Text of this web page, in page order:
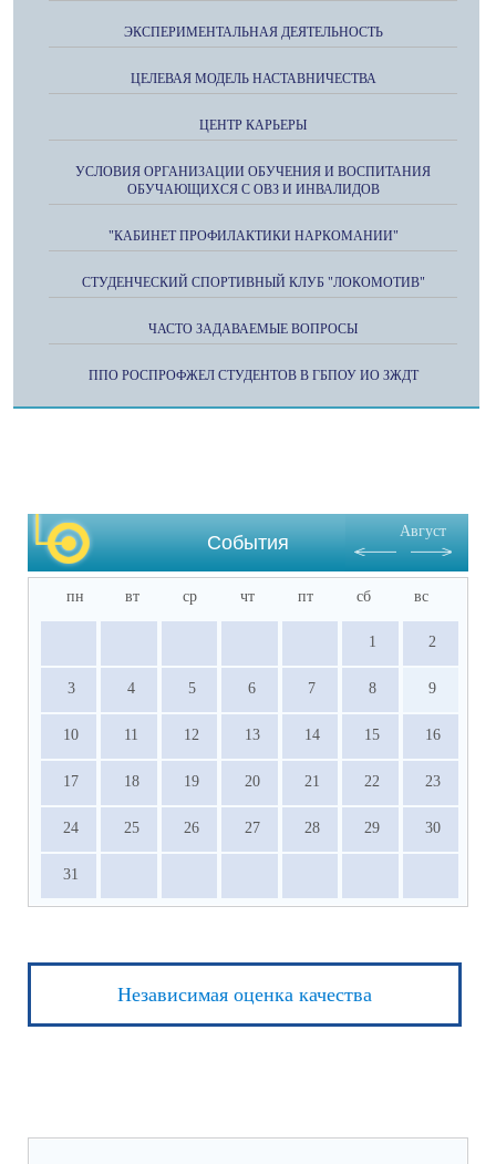
ЭКСПЕРИМЕНТАЛЬНАЯ ДЕЯТЕЛЬНОСТЬ
ЦЕЛЕВАЯ МОДЕЛЬ НАСТАВНИЧЕСТВА
ЦЕНТР КАРЬЕРЫ
УСЛОВИЯ ОРГАНИЗАЦИИ ОБУЧЕНИЯ И ВОСПИТАНИЯ
ОБУЧАЮЩИХСЯ С ОВЗ И ИНВАЛИДОВ
"КАБИНЕТ ПРОФИЛАКТИКИ НАРКОМАНИИ"
СТУДЕНЧЕСКИЙ СПОРТИВНЫЙ КЛУБ "ЛОКОМОТИВ"
ЧАСТО ЗАДАВАЕМЫЕ ВОПРОСЫ
ППО РОСПРОФЖЕЛ СТУДЕНТОВ В ГБПОУ ИО ЗЖДТ
События
Август
пн вт ср чт пт сб вс
1 2
3 4 5 6 7 8 9
10 11 12 13 14 15 16
17 18 19 20 21 22 23
24 25 26 27 28 29 30
31
Независимая оценка качества